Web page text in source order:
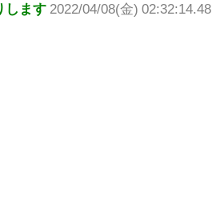
します 2022/04/08(金) 02:32:14.48